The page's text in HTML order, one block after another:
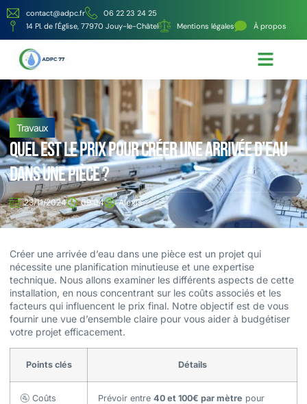
contact@adpc.fr
06 22 23 24 25
14 Pl. de l'Église, 77970 Jouy-le-Châtel
Mentions légales À propos
Travaux
Quel est le prix pour créer une arrivée d’eau
dans une pièce ?
23/11/2024 09:04 Alexis
Créer une arrivée d’eau dans une pièce est un projet qui
nécessite une planification minutieuse et une expertise
technique. Nous allons examiner les différents aspects de cette
installation, en nous concentrant sur les coûts associés et les
facteurs qui influencent le prix final. Notre objectif est de vous
fournir une vue d’ensemble claire pour vous aider à budgétiser
votre projet efficacement.
Points clés Détails
🚰 Coûts
Prévoir entre 40 et 100€ par mètre pour